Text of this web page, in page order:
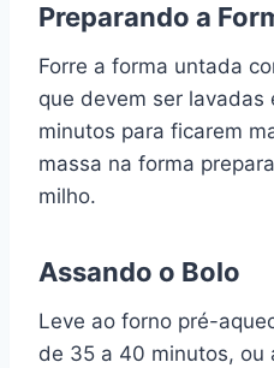
Preparando a
Forre a forma untada
que devem ser lavadas
minutos para ficarem
massa na forma
milho.
Assando o Bolo
Leve ao forno pré-
de 35 a 40 minutos, ou